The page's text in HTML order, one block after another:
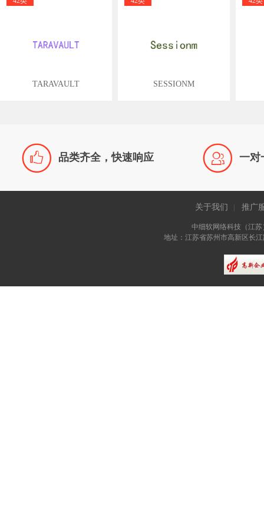
TARAVAULT SESSIONM
 品类齐全，快速响应  一对
关于我们 推广
中细软网络科技（江
地址：江苏省苏州市高新区长